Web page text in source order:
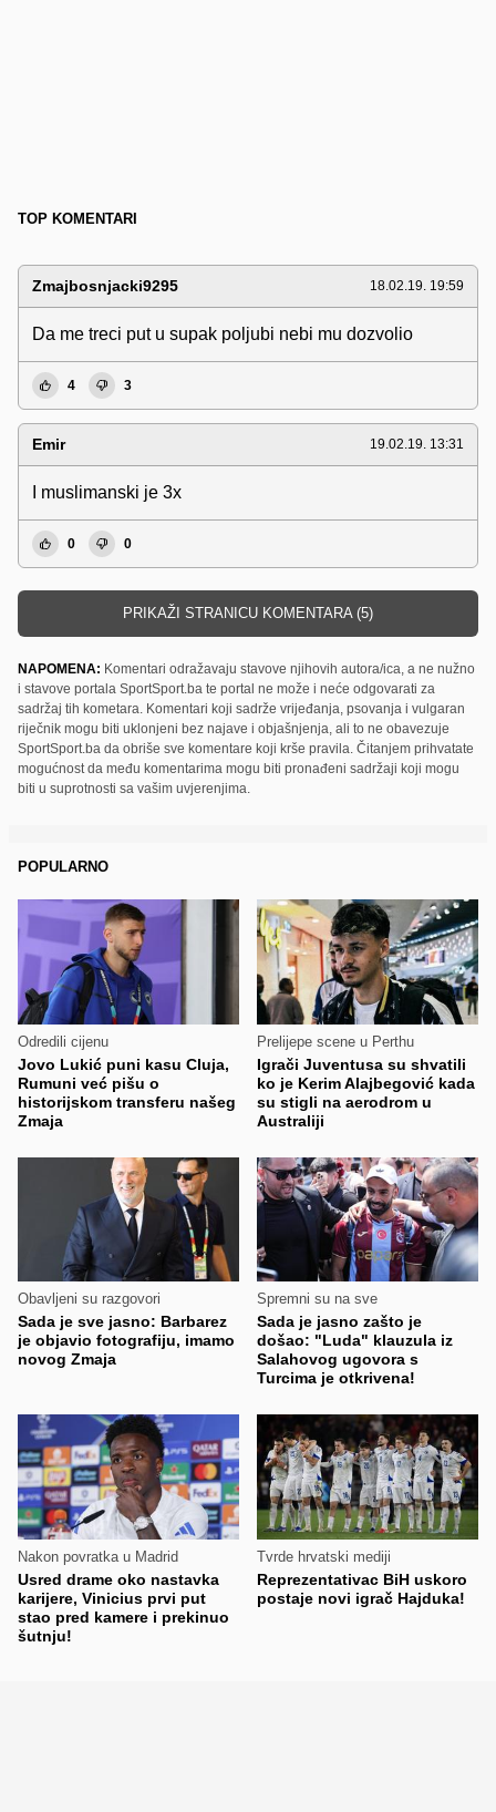
TOP KOMENTARI
Zmajbosnjacki9295 18.02.19. 19:59
Da me treci put u supak poljubi nebi mu dozvolio
4 3
Emir 19.02.19. 13:31
I muslimanski je 3x
0 0
PRIKAŽI STRANICU KOMENTARA (5)
NAPOMENA: Komentari odražavaju stavove njihovih autora/ica, a ne nužno
i stavove portala SportSport.ba te portal ne može i neće odgovarati za
sadržaj tih kometara. Komentari koji sadrže vrijeđanja, psovanja i vulgaran
riječnik mogu biti uklonjeni bez najave i objašnjenja, ali to ne obavezuje
SportSport.ba da obriše sve komentare koji krše pravila. Čitanjem prihvatate
mogućnost da među komentarima mogu biti pronađeni sadržaji koji mogu
biti u suprotnosti sa vašim uvjerenjima.
POPULARNO
Odredili cijenu
Jovo Lukić puni kasu Cluja,
Rumuni već pišu o
historijskom transferu našeg
Zmaja
Prelijepe scene u Perthu
Igrači Juventusa su shvatili
ko je Kerim Alajbegović kada
su stigli na aerodrom u
Australiji
Obavljeni su razgovori
Sada je sve jasno: Barbarez
je objavio fotografiju, imamo
novog Zmaja
Spremni su na sve
Sada je jasno zašto je
došao: "Luda" klauzula iz
Salahovog ugovora s
Turcima je otkrivena!
Nakon povratka u Madrid
Usred drame oko nastavka
karijere, Vinicius prvi put
stao pred kamere i prekinuo
šutnju!
Tvrde hrvatski mediji
Reprezentativac BiH uskoro
postaje novi igrač Hajduka!